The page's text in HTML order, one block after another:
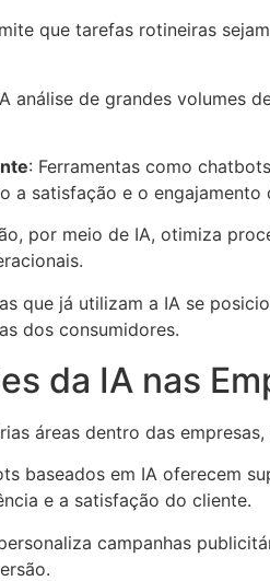
que tarefas rotineiras
análise de grandes volumes
: Ferramentas como
a satisfação e o engajamento
por meio de IA, otimiza
que já utilizam a IA se
dos consumidores.
da IA nas
áreas dentro das
baseados em IA oferecem
e a satisfação do cliente.
campanhas